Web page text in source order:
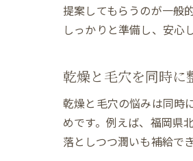
提案してもらうのが一般
しっかりと準備し、安心
乾燥と毛穴を同時に
乾燥と毛穴の悩みは同時
めです。例えば、福岡県
落としつつ潤いも補給で